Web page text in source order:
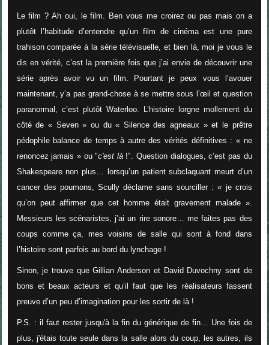
Le film ? Ah oui, le film. Ben vous me croirez ou pas mais on a
plutôt l’habitude d’entendre qu’un film de cinéma est une pure
trahison comparée à la série télévisuelle, et bien là, moi je vous le
dis en vérité, c’est la première fois que j’ai envie de découvrir une
série après avoir vu un film. Pourtant je peux vous l’avouer
maintenant, y’a pas grand-chose à se mettre sous l’œil et question
paranormal, c’est plutôt Waterloo. L’histoire lorgne mollement du
côté de « Seven » ou du « Silence des agneaux » et le prêtre
pédophile balance de temps à autre des vérités définitives : « ne
renoncez jamais » ou "c'est là!". Question dialogues, c’est pas du
Shakespeare non plus… lorsqu’un patient subclaquant meurt d’un
cancer des poumons, Scully déclame sans sourciller : « je crois
qu’on peut affirmer que cet homme était gravement malade».
Messieurs les scénaristes, j’ai un rire sonore… me faites pas des
coups comme ça, mes voisins de salle qui sont à fond dans
l’histoire sont parfois au bord du lynchage !
Sinon, je trouve que Gillian Anderson et David Duvochny sont de
bons et beaux acteurs et qu’il faut que les réalisateurs fassent
preuve d’un peu d’imagination pour les sortir de là !
P.S. : il faut rester jusqu'à la fin du générique de fin... Une fois de
plus, j'étais toute seule dans la salle alors du coup, les autres, ils